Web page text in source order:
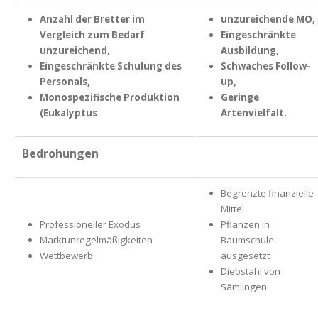
Anzahl der Bretter im
Vergleich zum Bedarf
unzureichend,
Eingeschränkte Schulung des
Personals,
Monospezifische Produktion
(Eukalyptus
unzureichende MO,
Eingeschränkte
Ausbildung,
Schwaches Follow-
up,
Geringe
Artenvielfalt.
Bedrohungen
Professioneller Exodus
Marktunregelmäßigkeiten
Wettbewerb
Begrenzte finanzielle
Mittel
Pflanzen in
Baumschule
ausgesetzt
Diebstahl von
Sämlingen